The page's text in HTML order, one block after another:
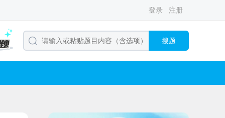
登录 注册
搜题